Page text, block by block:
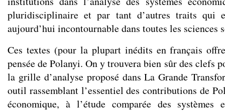
pluridisciplinaire et par tant d’autres traits qui
aujourd’hui incontournable dans toutes les sciences
Ces textes (pour la plupart inédits en français
pensée de Polanyi. On y trouvera bien sûr des clefs
la grille d’analyse proposé dans La Grande
outil rassemblant l’essentiel des contributions de
économique, à l’étude comparée des